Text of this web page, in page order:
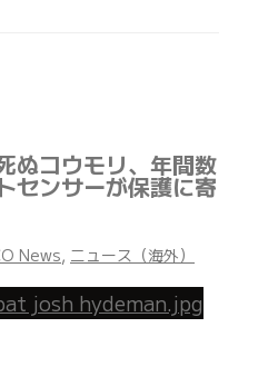
ぬコウモリ、年間数
ンサーが保護に寄
News, ニュース（海外）